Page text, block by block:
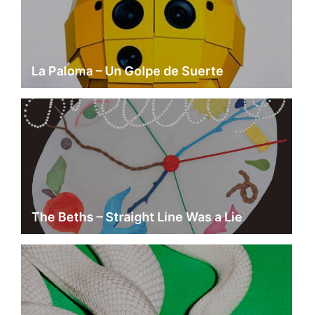
La Paloma – Un Golpe de Suerte
The Beths – Straight Line Was a Lie